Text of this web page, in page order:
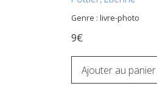
Genre : livre-photo
9€
Ajouter au panier